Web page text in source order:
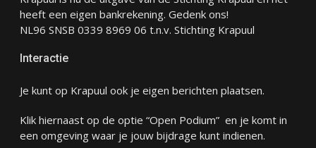
heeft een eigen bankrekening. Gedenk ons!
NL96 SNSB 0339 8969 06 t.n.v. Stichting Krapuul
Interactie
Je kunt op Krapuul ook je eigen berichten plaatsen.
Klik hiernaast op de optie “Open Podium” en je komt in
een omgeving waar je jouw bijdrage kunt indienen.